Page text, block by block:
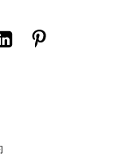
LinkedIn